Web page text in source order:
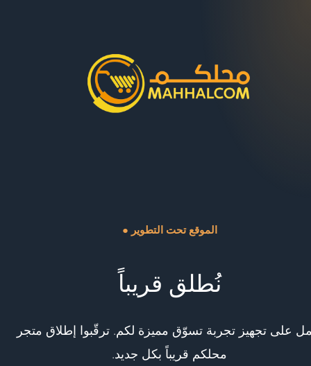
● الموقع تحت التطوير
نُطلق قريباً
على تجهيز تجربة تسوّق مميزة لكم. ترقّبوا إطلاق متجر
محلكم قريباً بكل جديد.